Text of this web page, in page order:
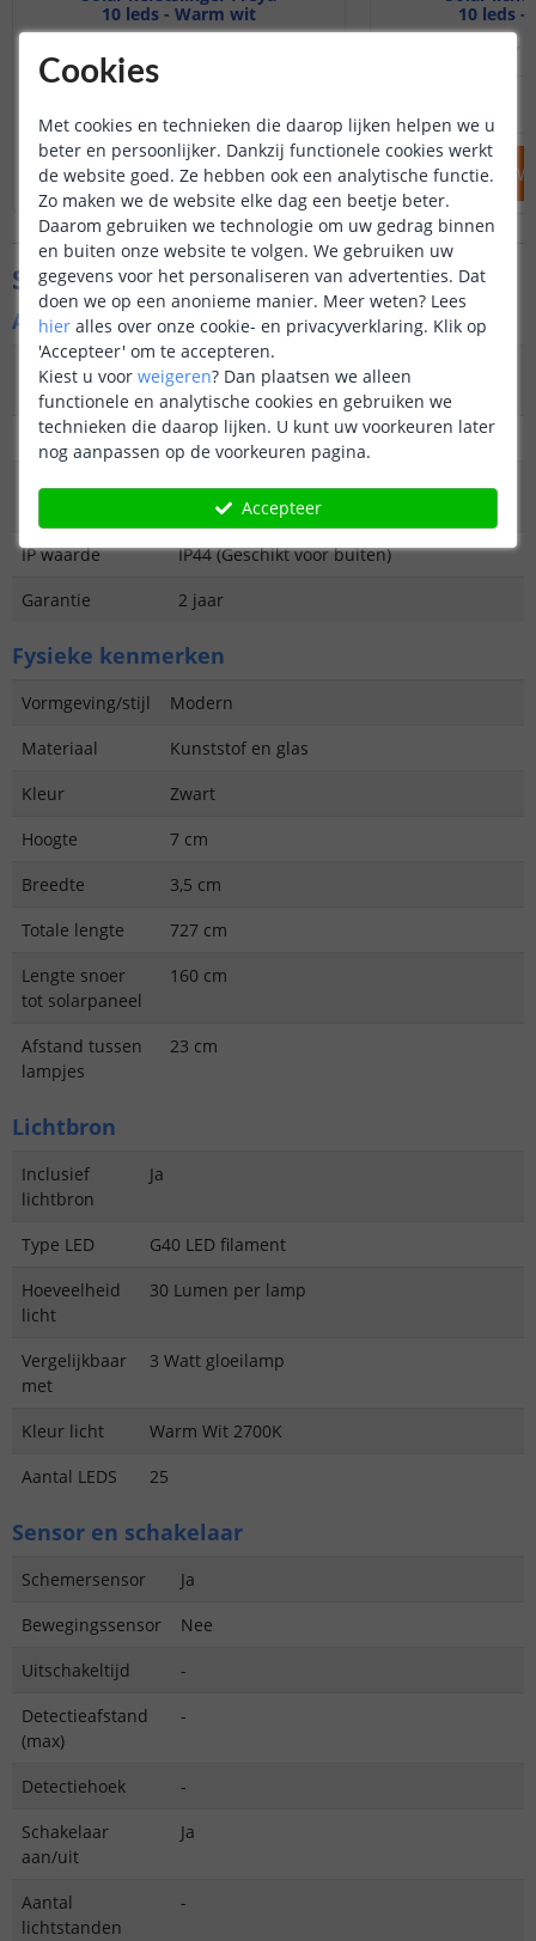
10 leds - Warm wit
IN WINKELWAGEN
10 leds -
IN
Specificaties
Algemene kenmerken
Type
buitenverlichting
Priklamp, lichtsnoer
Functie
Decoratief
Aantal lampen in
25
IP waarde
IP44 (Geschikt voor buiten)
Garantie
2 jaar
Fysieke kenmerken
Vormgeving/stijl
Modern
Materiaal
Kunststof en glas
Kleur
Zwart
Hoogte
7 cm
Breedte
3,5 cm
Totale lengte
727 cm
Lengte snoer
tot solarpaneel
160 cm
Afstand tussen
lampjes
23 cm
Lichtbron
Inclusief
lichtbron
Ja
Type LED
G40 LED filament
Hoeveelheid
licht
30 Lumen per lamp
Vergelijkbaar
met
3 Watt gloeilamp
Kleur licht
Warm Wit 2700K
Aantal LEDS
25
Sensor en schakelaar
Schemersensor
Ja
Bewegingssensor
Nee
Uitschakeltijd
-
Detectieafstand
(max)
-
Detectiehoek
-
Schakelaar
aan/uit
Ja
Aantal
lichtstanden
-
Cookies
Met cookies en technieken die daarop lijken helpen we u
beter en persoonlijker. Dankzij functionele cookies werkt
de website goed. Ze hebben ook een analytische functie.
Zo maken we de website elke dag een beetje beter.
Daarom gebruiken we technologie om uw gedrag binnen
en buiten onze website te volgen. We gebruiken uw
gegevens voor het personaliseren van advertenties. Dat
doen we op een anonieme manier. Meer weten? Lees
hier alles over onze cookie- en privacyverklaring. Klik op
'Accepteer' om te accepteren.
Kiest u voor weigeren? Dan plaatsen we alleen
functionele en analytische cookies en gebruiken we
technieken die daarop lijken. U kunt uw voorkeuren later
nog aanpassen op de voorkeuren pagina.
Accepteer